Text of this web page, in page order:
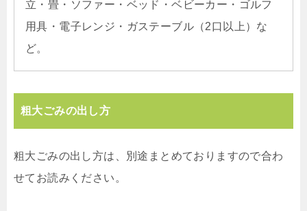
立・畳・ソファー・ベッド・ベビーカー・ゴルフ
用具・電子レンジ・ガステーブル（2口以上）な
ど。
粗大ごみの出し方
粗大ごみの出し方は、別途まとめておりますので合わ
せてお読みください。